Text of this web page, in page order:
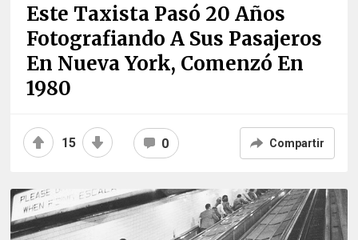
Este Taxista Pasó 20 Años
Fotografiando A Sus Pasajeros
En Nueva York, Comenzó En
1980
15 0 Compartir